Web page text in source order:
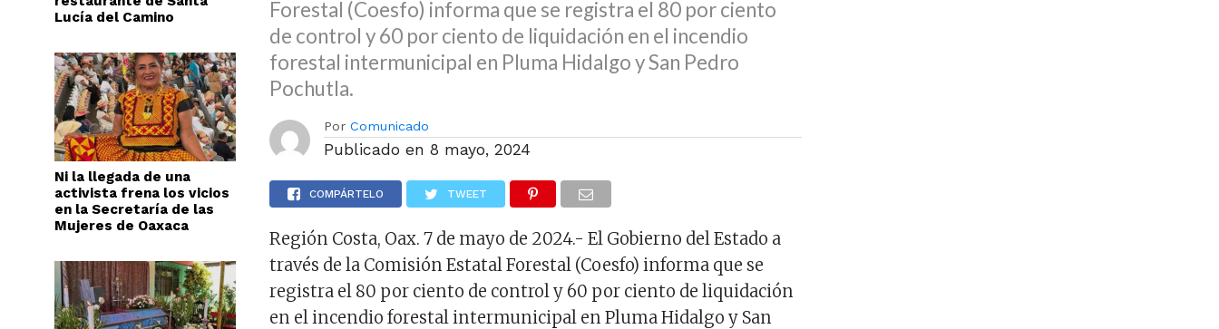
Lucía del Camino
Ni la llegada de una
activista frena los vicios
en la Secretaría de las
Mujeres de Oaxaca
Forestal (Coesfo) informa que se registra el 80 por ciento
de control y 60 por ciento de liquidación en el incendio
forestal intermunicipal en Pluma Hidalgo y San Pedro
Pochutla.
Por Comunicado
Publicado en 8 mayo, 2024
COMPÁRTELO TWEET
Región Costa, Oax. 7 de mayo de 2024.- El Gobierno del Estado a
través de la Comisión Estatal Forestal (Coesfo) informa que se
registra el 80 por ciento de control y 60 por ciento de liquidación
en el incendio forestal intermunicipal en Pluma Hidalgo y San